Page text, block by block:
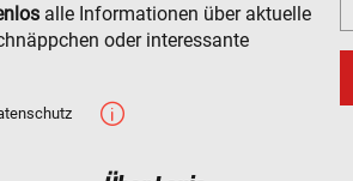
alle Informationen über aktuelle
oder interessante